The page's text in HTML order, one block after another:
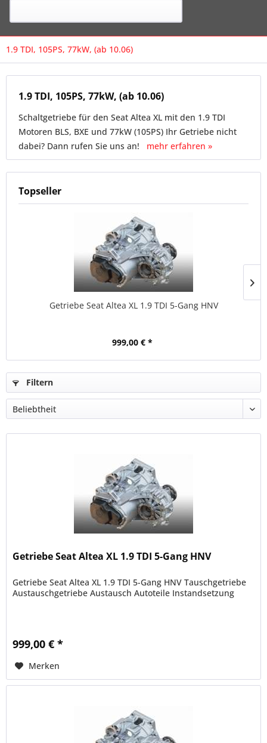
1.9 TDI, 105PS, 77kW, (ab 10.06)
1.9 TDI, 105PS, 77kW, (ab 10.06)
Schaltgetriebe für den Seat Altea XL mit den 1.9 TDI
Motoren BLS, BXE und 77kW (105PS) Ihr Getriebe nicht
dabei? Dann rufen Sie uns an! mehr erfahren »
Topseller
Getriebe Seat Altea XL 1.9 TDI 5-Gang HNV
999,00 € *
Filtern
Getriebe Seat Altea XL 1.9 TDI 5-Gang HNV
Getriebe Seat Altea XL 1.9 TDI 5-Gang HNV Tauschgetriebe
Austauschgetriebe Austausch Autoteile Instandsetzung
999,00 € *
Merken